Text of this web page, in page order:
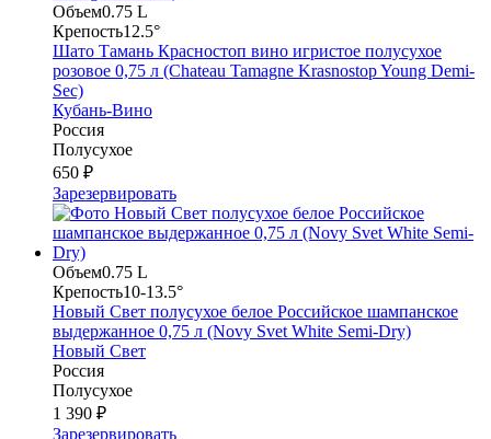
Объем0.75 L
Крепость12.5°
Шато Тамань Красностоп вино игристое полусухое
розовое 0,75 л (Chateau Tamagne Krasnostop Young Demi-
Sec)
Кубань-Вино
Россия
Полусухое
650 ₽
Зарезервировать
Объем0.75 L
Крепость10-13.5°
Новый Свет полусухое белое Российское шампанское
выдержанное 0,75 л (Novy Svet White Semi-Dry)
Новый Свет
Россия
Полусухое
1 390 ₽
Зарезервировать